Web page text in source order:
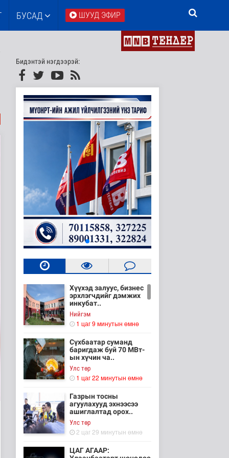
БУСАД ШУУД ЭФИР
Бидэнтэй нэгдээрэй:
Хүүхэд залуус, бизнес
эрхлэгчдийг дэмжих
инкубат..
Нийгэм
1 цаг 9 минутын өмнө
Сүхбаатар суманд
баригдаж буй 70 МВт-
ын хүчин ча..
Улс төр
1 цаг 22 минутын өмнө
Газрын тосны
агуулахууд эхнээсээ
ашиглалтад орох..
Улс төр
2 цаг 29 минутын өмнө
ЦАГ АГААР: